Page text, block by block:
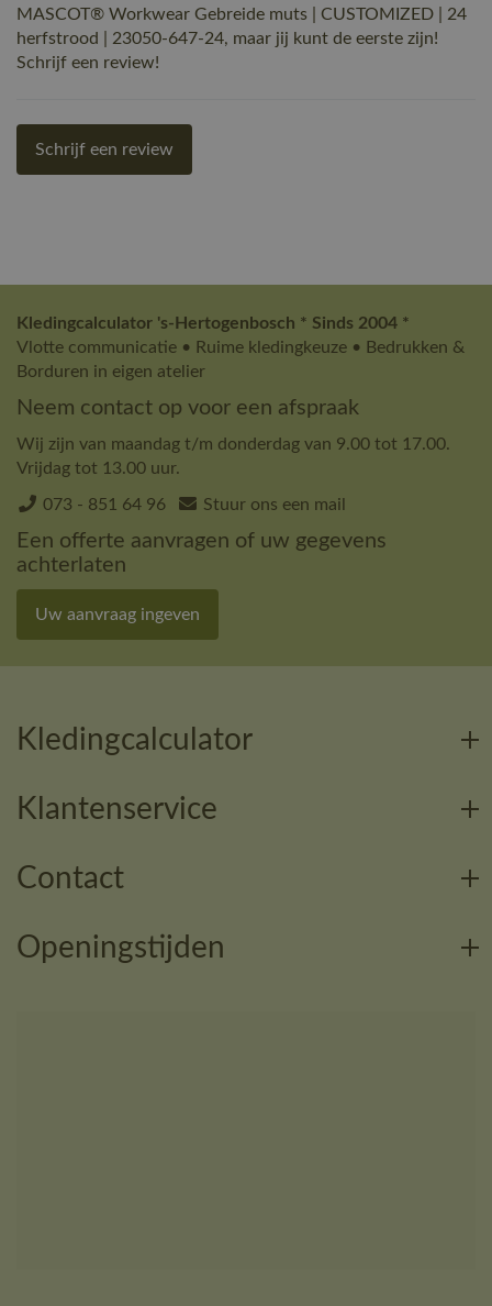
MASCOT® Workwear Gebreide muts | CUSTOMIZED | 24
herfstrood | 23050-647-24, maar jij kunt de eerste zijn!
Schrijf een review!
Schrijf een review
Kledingcalculator 's-Hertogenbosch * Sinds 2004 *
Vlotte communicatie • Ruime kledingkeuze • Bedrukken &
Borduren in eigen atelier
Neem contact op voor een afspraak
Wij zijn van maandag t/m donderdag van 9.00 tot 17.00.
Vrijdag tot 13.00 uur.
073 - 851 64 96 Stuur ons een mail
Een offerte aanvragen of uw gegevens
achterlaten
Uw aanvraag ingeven
Kledingcalculator
Klantenservice
Contact
Openingstijden